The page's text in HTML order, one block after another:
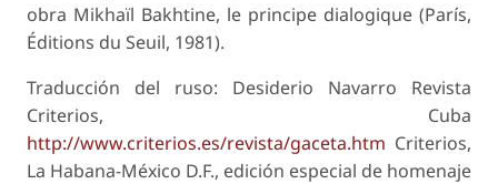
obra Mikhaïl Bakhtine, le principe dialogique (París,
Éditions du Seuil, 1981).
Traducción del ruso: Desiderio Navarro Revista
Criterios, Cuba
http://www.criterios.es/revista/gaceta.htm Criterios,
La Habana-México D.F., edición especial de homenaje